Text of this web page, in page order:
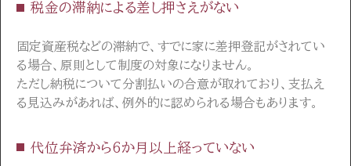
税金の滞納による差し押さえがない
固定資産税などの滞納で、すでに家に差押登記がされてい
る場合、原則として制度の対象になりません。
ただし納税について分割払いの合意が取れており、支払え
る見込みがあれば、例外的に認められる場合もあります。
代位弁済から6か月以上経っていない